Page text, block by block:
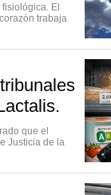
El
trabaja
que el
Justicia de la